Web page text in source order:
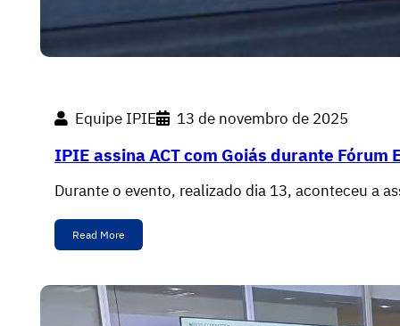
Equipe IPIE 13 de novembro de 2025
IPIE assina ACT com Goiás durante Fórum
Durante o evento, realizado dia 13, aconteceu a
Read More